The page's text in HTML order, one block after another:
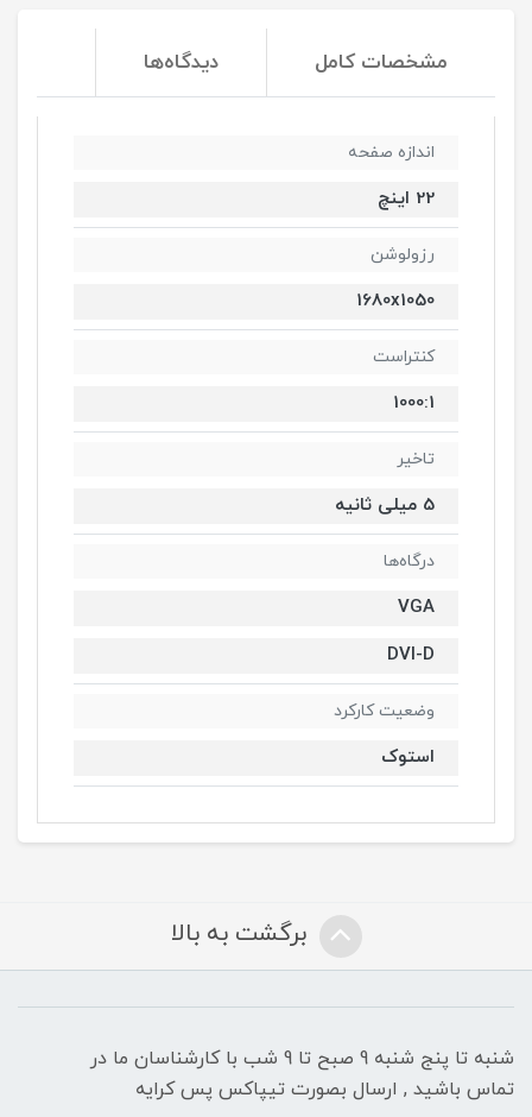
مشخصات کامل دیدگاه‌ها
اندازه صفحه
22 اینچ
رزولوشن
1680x1050
کنتراست
1000:1
تاخیر
5 میلی ثانیه
درگاه‌ها
VGA
DVI-D
وضعیت کارکرد
استوک
برگشت به بالا
شنبه تا پنج شنبه 9 صبح تا 9 شب با کارشناسان ما در
تماس باشید , ارسال بصورت تیپاکس پس کرایه